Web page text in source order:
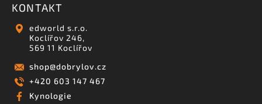
KONTAKT
edworld s.r.o.
Koclířov 246,
569 11 Koclířov
shop@dobrylov.cz
+420 603 147 467
Kynologie